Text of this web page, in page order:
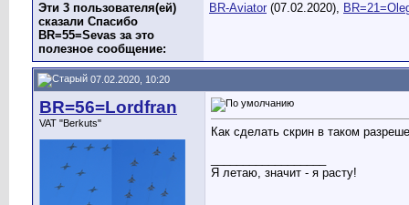
Эти 3 пользователя(ей)
сказали Спасибо
BR=55=Sevas за это
полезное сообщение:
BR-Aviator (07.02.2020),
07.02.2020, 10:20
BR=56=Lordfran
VAT "Berkuts"
Как сделать скрин в таком
Я летаю, значит - я расту!